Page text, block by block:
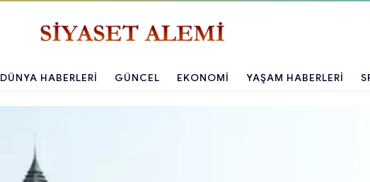
DÜNYA HABERLERI GÜNCEL EKONOMI YAŞAM HABERLERI